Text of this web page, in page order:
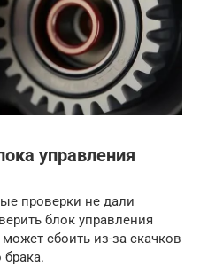
управления
проверки не дали
блок управления
сбоить из-за скачков